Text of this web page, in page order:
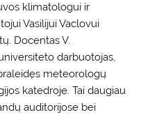
klimatologui ir
Vasilijui Vaclovui
Docentas V.
darbuotojas,
meteorologų
katedroje. Tai daugiau
auditorijose bei